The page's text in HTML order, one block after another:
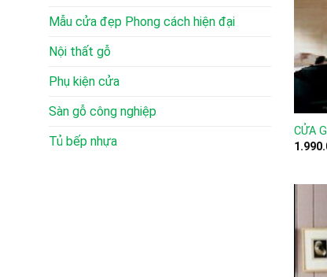
Mẫu cửa đẹp Phong cách hiện đại
Nội thất gỗ
Phụ kiện cửa
Sàn gỗ công nghiệp
Tủ bếp nhựa
CỬA